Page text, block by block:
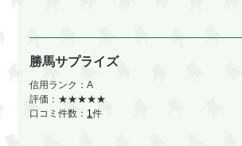
勝馬サプライズ
信用ランク：A
評価：★★★★★
口コミ件数： 1件